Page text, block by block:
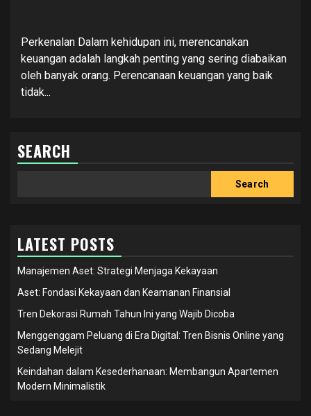
Perkenalan Dalam kehidupan ini, merencanakan
keuangan adalah langkah penting yang sering diabaikan
oleh banyak orang. Perencanaan keuangan yang baik
tidak...
SEARCH
Search
LATEST POSTS
Manajemen Aset: Strategi Menjaga Kekayaan
Aset: Fondasi Kekayaan dan Keamanan Finansial
Tren Dekorasi Rumah Tahun Ini yang Wajib Dicoba
Menggenggam Peluang di Era Digital: Tren Bisnis Online yang
Sedang Melejit
Keindahan dalam Kesederhanaan: Membangun Apartemen
Modern Minimalistik